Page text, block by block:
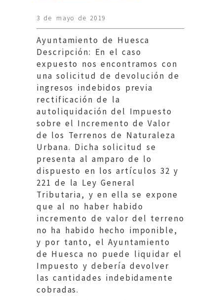
3 de mayo de 2019
Ayuntamiento de Huesca
Descripción: En el caso
expuesto nos encontramos con
una solicitud de devolución de
ingresos indebidos previa
rectificación de la
autoliquidación del Impuesto
sobre el Incremento de Valor
de los Terrenos de Naturaleza
Urbana. Dicha solicitud se
presenta al amparo de lo
dispuesto en los artículos 32 y
221 de la Ley General
Tributaria, y en ella se expone
que al no haber habido
incremento de valor del terreno
no ha habido hecho imponible,
y por tanto, el Ayuntamiento
de Huesca no puede liquidar el
Impuesto y debería devolver
las cantidades indebidamente
cobradas.